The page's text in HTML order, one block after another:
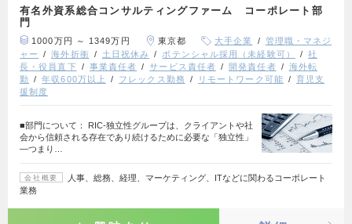
有名外資系総合コンサルティングファーム コーポレート部
門
1000万円 ～ 1349万円 東京都 大手企業
管理職・マネジ
ャー
海外折衝 土日祝休み ポテンシャル採用（未経験可）
社
長・役員直下
事業責任者 サービス責任者 開発責任者
海外転
勤
年収600万以上 フレックス勤務 リモートワーク可能
育児支
援制度
■部門について： RIC-独立性グループは、クライアントや社
会から信頼される存在であり続けるために必要な「独立性」
—つまり…
会社概要
人事、総務、経理、マーケティング、ITなどに関わるコーポレート
業務